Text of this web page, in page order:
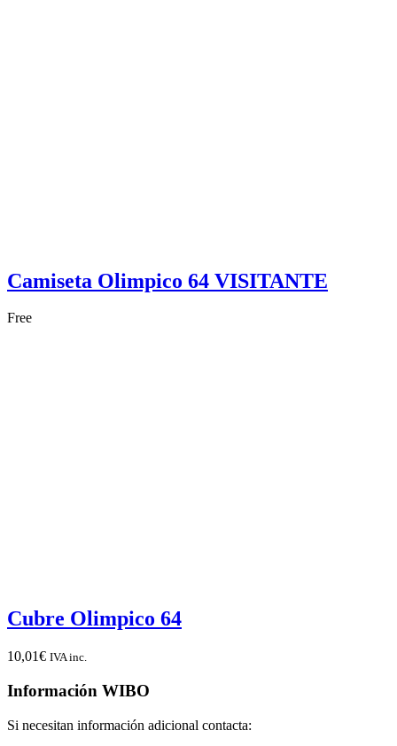
Camiseta Olimpico 64 VISITANTE
Free
Cubre Olimpico 64
10,01€ IVA inc.
Información WIBO
Si necesitan información adicional contacta: